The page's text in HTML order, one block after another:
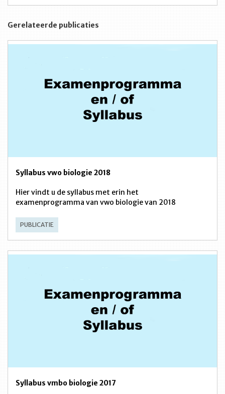
Gerelateerde publicaties
Syllabus vwo biologie 2018
Hier vindt u de syllabus met erin het
examenprogramma van vwo biologie van 2018
PUBLICATIE
Syllabus vmbo biologie 2017